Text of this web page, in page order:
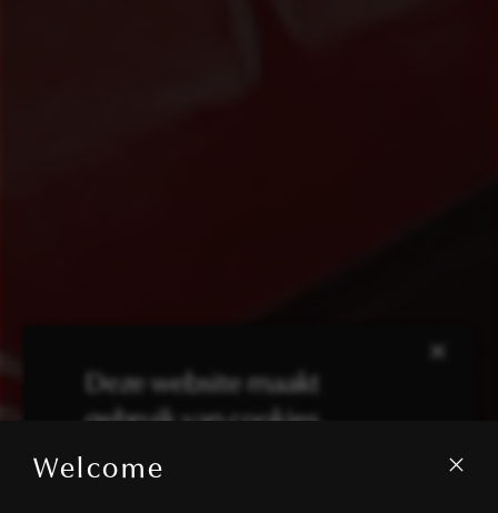
Welcome
×
Deze website maakt
gebruik van cookies.
We gebruiken cookies om inhoud en